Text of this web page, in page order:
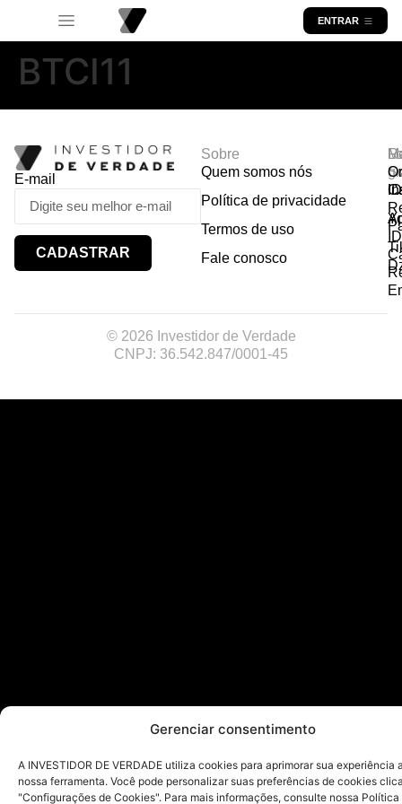
Gerenciar consentimento
A INVESTIDOR DE VERDADE utiliza cookies para aprimorar sua experiência
nossa ferramenta. Você pode personalizar suas preferências de cookies
"Configurações de Cookies". Para mais informações, consulte nossa Política
ENTRAR
BTCI11
E-mail
CADASTRAR
Sobre
Quem somos nós
Política de privacidade
Termos de uso
Fale conosco
© 2026 Investidor de Verdade
CNPJ: 36.542.847/0001-45